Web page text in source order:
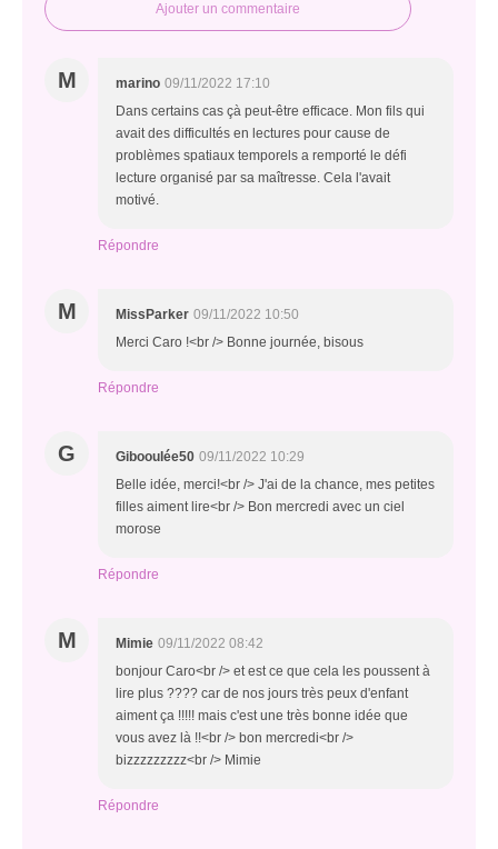
Ajouter un commentaire
M marino 09/11/2022 17:10
Dans certains cas çà peut-être efficace. Mon fils qui
avait des difficultés en lectures pour cause de
problèmes spatiaux temporels a remporté le défi
lecture organisé par sa maîtresse. Cela l'avait
motivé.
Répondre
M MissParker 09/11/2022 10:50
Merci Caro !<br /> Bonne journée, bisous
Répondre
G Gibooulée50 09/11/2022 10:29
Belle idée, merci!<br /> J'ai de la chance, mes petites
filles aiment lire<br /> Bon mercredi avec un ciel
morose
Répondre
M Mimie 09/11/2022 08:42
bonjour Caro<br /> et est ce que cela les poussent à
lire plus ???? car de nos jours très peux d'enfant
aiment ça !!!!! mais c'est une très bonne idée que
vous avez là !!<br /> bon mercredi<br />
bizzzzzzzzz<br /> Mimie
Répondre